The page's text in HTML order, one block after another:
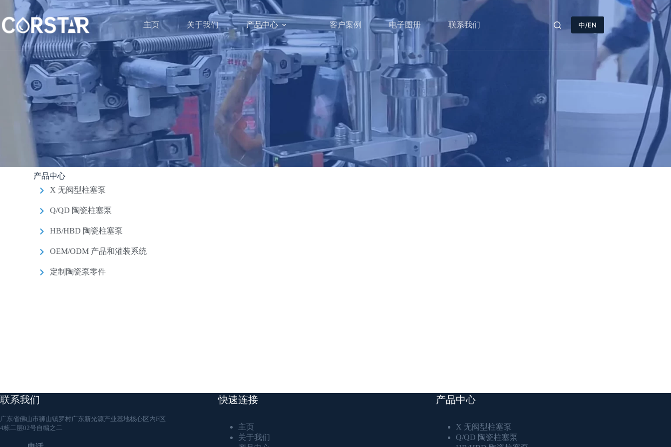
主页 关于我们 产品中心 客户案例 电子图册 联系我们 中/EN
产品中心
X 无阀型柱塞泵
Q/QD 陶瓷柱塞泵
HB/HBD 陶瓷柱塞泵
OEM/ODM 产品和灌装系统
定制陶瓷泵零件
联系我们
广东省佛山市狮山镇罗村广东新光源产业基地核心区内F区
4栋二层02号自编之二
快速连接
主页
关于我们
产品中心
X 无阀型柱塞泵
Q/QD 陶瓷柱塞泵